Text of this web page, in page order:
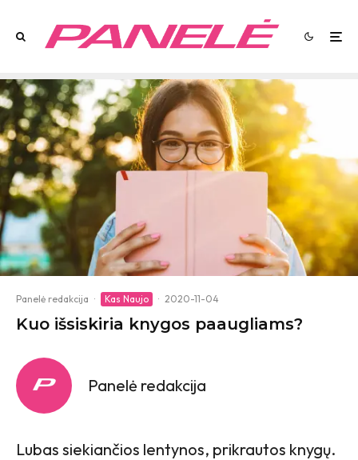
Panelė redakcija · Kas Naujo · 2020-11-04
Kuo išsiskiria knygos paaugliams?
Panelė redakcija
Lubas siekiančios lentynos, prikrautos knygų.